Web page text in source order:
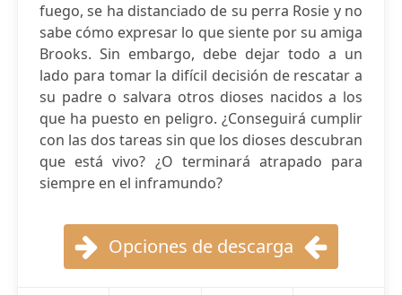
fuego, se ha distanciado de su perra Rosie y no
sabe cómo expresar lo que siente por su amiga
Brooks. Sin embargo, debe dejar todo a un
lado para tomar la difícil decisión de rescatar a
su padre o salvara otros dioses nacidos a los
que ha puesto en peligro. ¿Conseguirá cumplir
con las dos tareas sin que los dioses descubran
que está vivo? ¿O terminará atrapado para
siempre en el inframundo?
Opciones de descarga